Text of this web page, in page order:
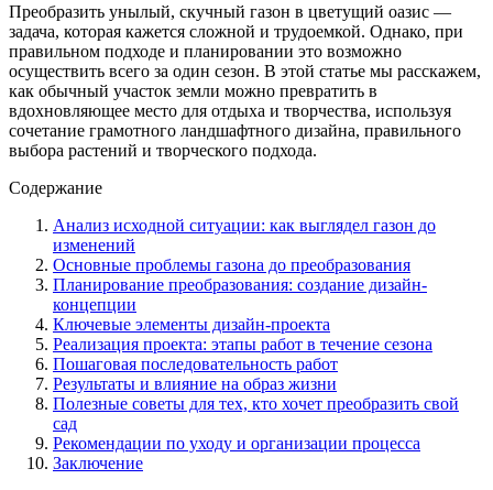
Преобразить унылый, скучный газон в цветущий оазис —
задача, которая кажется сложной и трудоемкой. Однако, при
правильном подходе и планировании это возможно
осуществить всего за один сезон. В этой статье мы расскажем,
как обычный участок земли можно превратить в
вдохновляющее место для отдыха и творчества, используя
сочетание грамотного ландшафтного дизайна, правильного
выбора растений и творческого подхода.
Содержание
Анализ исходной ситуации: как выглядел газон до
изменений
Основные проблемы газона до преобразования
Планирование преобразования: создание дизайн-
концепции
Ключевые элементы дизайн-проекта
Реализация проекта: этапы работ в течение сезона
Пошаговая последовательность работ
Результаты и влияние на образ жизни
Полезные советы для тех, кто хочет преобразить свой
сад
Рекомендации по уходу и организации процесса
Заключение